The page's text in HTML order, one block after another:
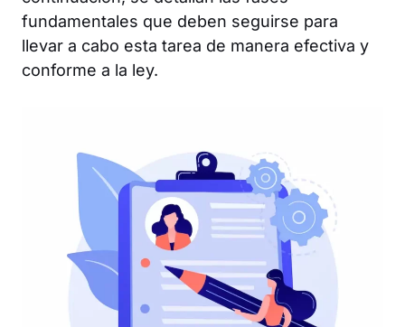
fundamentales que deben seguirse para
llevar a cabo esta tarea de manera efectiva y
conforme a la ley.